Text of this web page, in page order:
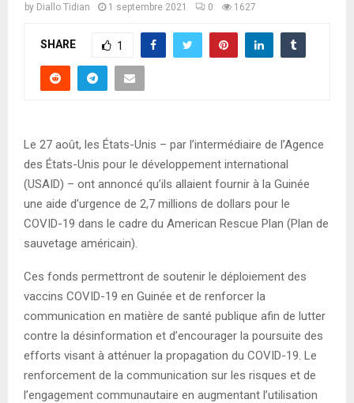
N
U
by Diallo Tidian 1 septembre 2021 0 1627
SHARE 1
Le 27 août, les États-Unis – par l’intermédiaire de l’Agence
des États-Unis pour le développement international
(USAID) – ont annoncé qu’ils allaient fournir à la Guinée
une aide d’urgence de 2,7 millions de dollars pour le
COVID-19 dans le cadre du American Rescue Plan (Plan de
sauvetage américain).
Ces fonds permettront de soutenir le déploiement des
vaccins COVID-19 en Guinée et de renforcer la
communication en matière de santé publique afin de lutter
contre la désinformation et d’encourager la poursuite des
efforts visant à atténuer la propagation du COVID-19. Le
renforcement de la communication sur les risques et de
l’engagement communautaire en augmentant l’utilisation